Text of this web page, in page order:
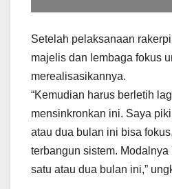
Setelah pelaksanaan
majelis dan lembaga fokus
merealisasikannya.
“Kemudian harus berletih
mensinkronkan ini. Saya
atau dua bulan ini bisa
terbangun sistem.
satu atau dua bulan ini,”